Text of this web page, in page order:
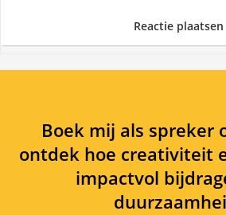
Reactie plaatsen
Boek mij als spreker
ontdek hoe creativiteit
impactvol